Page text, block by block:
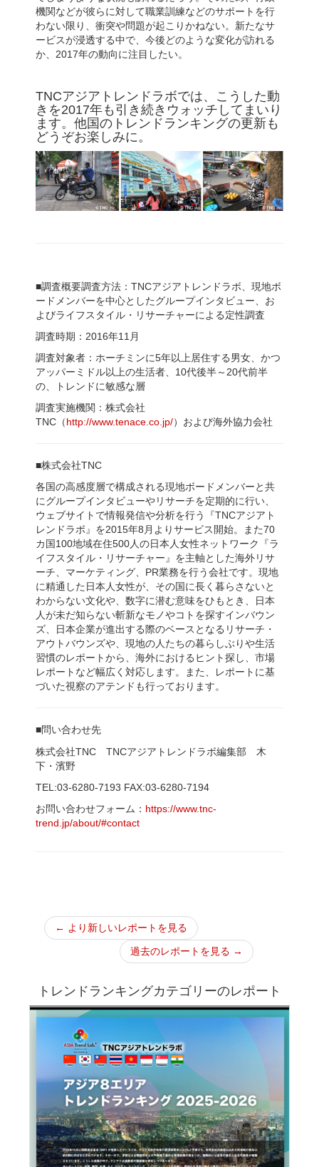
機関などが彼らに対して職業訓練などのサポートを行
わない限り、衝突や問題が起こりかねない。新たなサ
ービスが浸透する中で、今後どのような変化が訪れる
か、2017年の動向に注目したい。
TNCアジアトレンドラボでは、こうした動
きを2017年も引き続きウォッチしてまいり
ます。他国のトレンドランキングの更新も
どうぞお楽しみに。
■調査概要調査方法：TNCアジアトレンドラボ、現地ボ
ードメンバーを中心としたグループインタビュー、お
よびライフスタイル・リサーチャーによる定性調査
調査時期：2016年11月
調査対象者：ホーチミンに5年以上居住する男女、かつ
アッパーミドル以上の生活者、10代後半～20代前半
の、トレンドに敏感な層
調査実施機関：株式会社
TNC（http://www.tenace.co.jp/）および海外協力会社
■株式会社TNC
各国の高感度層で構成される現地ボードメンバーと共
にグループインタビューやリサーチを定期的に行い、
ウェブサイトで情報発信や分析を行う『TNCアジアト
レンドラボ』を2015年8月よりサービス開始。また70
カ国100地域在住500人の日本人女性ネットワーク『ラ
イフスタイル・リサーチャー』を主軸とした海外リサ
ーチ、マーケティング、PR業務を行う会社です。現地
に精通した日本人女性が、その国に長く暮らさないと
わからない文化や、数字に潜む意味をひもとき、日本
人が未だ知らない斬新なモノやコトを探すインバウン
ズ、日本企業が進出する際のベースとなるリサーチ・
アウトバウンズや、現地の人たちの暮らしぶりや生活
習慣のレポートから、海外におけるヒント探し、市場
レポートなど幅広く対応します。また、レポートに基
づいた視察のアテンドも行っております。
■問い合わせ先
株式会社TNC TNCアジアトレンドラボ編集部 木
下・濱野
TEL:03-6280-7193 FAX:03-6280-7194
お問い合わせフォーム： https://www.tnc-
trend.jp/about/#contact
← より新しいレポートを見る
過去のレポートを見る →
トレンドランキングカテゴリーのレポート